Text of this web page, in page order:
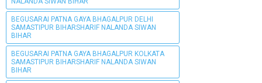
BEGUSARAI PATNA GAYA BHAGALPUR DELHI
SAMASTIPUR BIHARSHARIF NALANDA SIWAN
BIHAR
BEGUSARAI PATNA GAYA BHAGALPUR KOLKATA
SAMASTIPUR BIHARSHARIF NALANDA SIWAN
BIHAR